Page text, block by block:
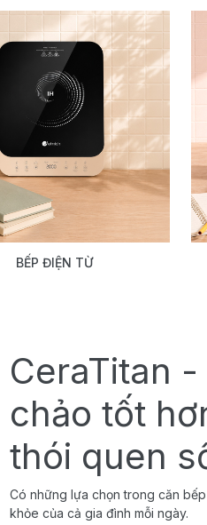
BẾP ĐIỆN TỪ
CeraTitan
chảo tốt
thói quen
Có những lựa chọn trong căn
khỏe của cả gia đình mỗi ngày.